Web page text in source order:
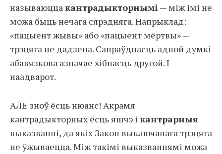
называюццакантрадыкторнымі— між імі не
можа быць нечага сярэдняга. Напрыклад:
«пацыент жывы» або «пацыент мёртвы» —
трэцяга не дадзена. Сапраўднасць адной думкі
абавязкова азначае хібнасць другой. І
наадварот.
АЛЕ зноў ёсць нюанс! Акрамя
кантрадыкторных ёсць яшчэ і кантрарныя
выказванні, да якіх Закон выключанага трэцяга
не ўжываецца. Між такімі выказваннямі можа